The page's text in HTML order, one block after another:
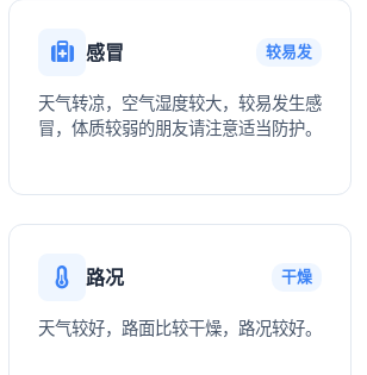
感冒 较易发
天气转凉，空气湿度较大，较易发生感
冒，体质较弱的朋友请注意适当防护。
路况 干燥
天气较好，路面比较干燥，路况较好。